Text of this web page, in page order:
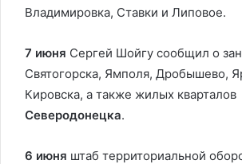
Владимировка, Ставки и Липовое.
7 июня Сергей Шойгу сообщил о
Святогорска, Ямполя, Дробышево,
Кировска, а также жилых кварталов
Северодонецка.
6 июня штаб территориальной